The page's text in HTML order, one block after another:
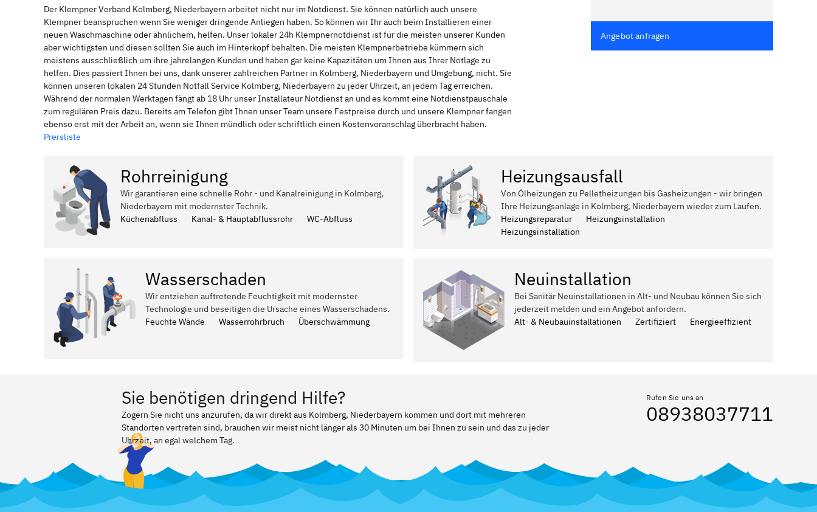
Der Klempner Verband Kolmberg, Niederbayern arbeitet nicht nur im Notdienst. Sie können natürlich auch unsere
Klempner beanspruchen wenn Sie weniger dringende Anliegen haben. So können wir Ihr auch beim Installieren einer
neuen Waschmaschine oder ähnlichem, helfen. Unser lokaler 24h Klempnernotdienst ist für die meisten unserer Kunden
aber wichtigsten und diesen sollten Sie auch im Hinterkopf behalten. Die meisten Klempnerbetriebe kümmern sich
meistens ausschließlich um ihre jahrelangen Kunden und haben gar keine Kapazitäten um Ihnen aus Ihrer Notlage zu
helfen. Dies passiert Ihnen bei uns, dank unserer zahlreichen Partner in Kolmberg, Niederbayern und Umgebung, nicht. Sie
können unseren lokalen 24 Stunden Notfall Service Kolmberg, Niederbayern zu jeder Uhrzeit, an jedem Tag erreichen.
Während der normalen Werktagen fängt ab 18 Uhr unser Installateur Notdienst an und es kommt eine Notdienstpauschale
zum regulären Preis dazu. Bereits am Telefon gibt Ihnen unser Team unsere Festpreise durch und unsere Klempner fangen
ebenso erst mit der Arbeit an, wenn sie Ihnen mündlich oder schriftlich einen Kostenvoranschlag überbracht haben.
Preisliste
Angebot anfragen
Rohrreinigung
Wir garantieren eine schnelle Rohr - und Kanalreinigung in Kolmberg,
Niederbayern mit modernster Technik.
Küchenabfluss
Kanal- & Hauptabflussrohr WC-Abfluss
Heizungsausfall
Von Ölheizungen zu Pelletheizungen bis Gasheizungen - wir bringen
Ihre Heizungsanlage in Kolmberg, Niederbayern wieder zum Laufen.
Heizungsreparatur
Heizungsinstallation
Heizungsinstallation
Wasserschaden
Wir entziehen auftretende Feuchtigkeit mit modernster
Technologie und beseitigen die Ursache eines Wasserschadens.
Feuchte Wände
Wasserrohrbruch Überschwämmung
Neuinstallation
Bei Sanitär Neuinstallationen in Alt- und Neubau können Sie sich
jederzeit melden und ein Angebot anfordern.
Alt- & Neubauinstallationen
Zertifiziert Energieeffizient
Sie benötigen dringend Hilfe?
Zögern Sie nicht uns anzurufen, da wir direkt aus Kolmberg, Niederbayern kommen und dort mit mehreren
Standorten vertreten sind, brauchen wir meist nicht länger als 30 Minuten um bei Ihnen zu sein und das zu jeder
Uhrzeit, an egal welchem Tag.
Rufen Sie uns an
08938037711